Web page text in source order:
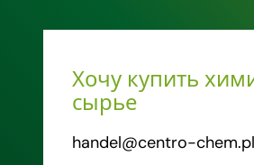
Хочу купить
сырье
handel@centro-chem.pl